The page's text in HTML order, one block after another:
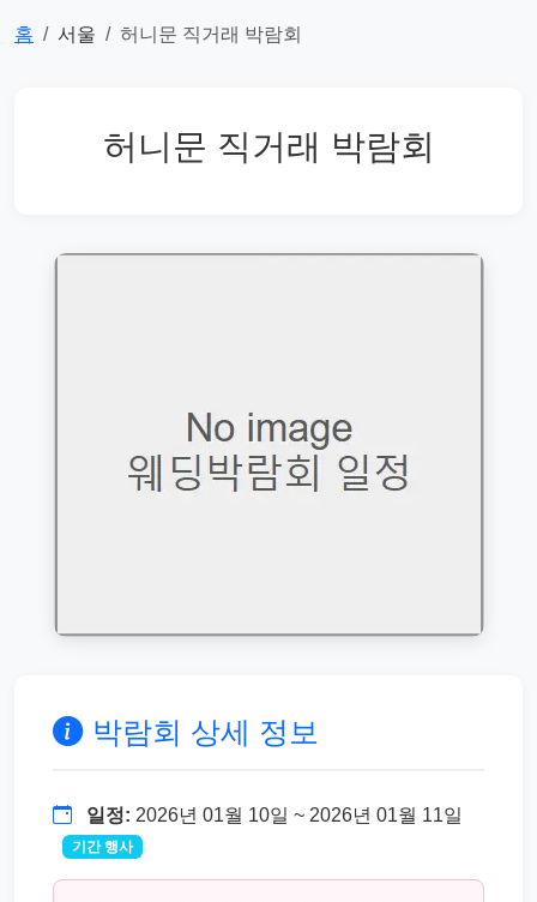
홈 서울 허니문 직거래 박람회
허니문 직거래 박람회
박람회 상세 정보
일정: 2026년 01월 10일 ~ 2026년 01월 11일
기간 행사